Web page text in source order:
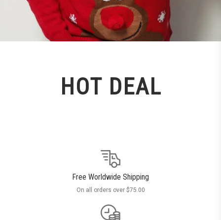
HOT DEAL
Free Worldwide Shipping
On all orders over $75.00